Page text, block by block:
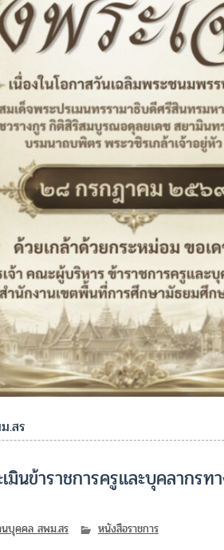
.สร
นข้าราชการครูและบุคลากร
บุคคล สพม.สร หนังสือราชการ